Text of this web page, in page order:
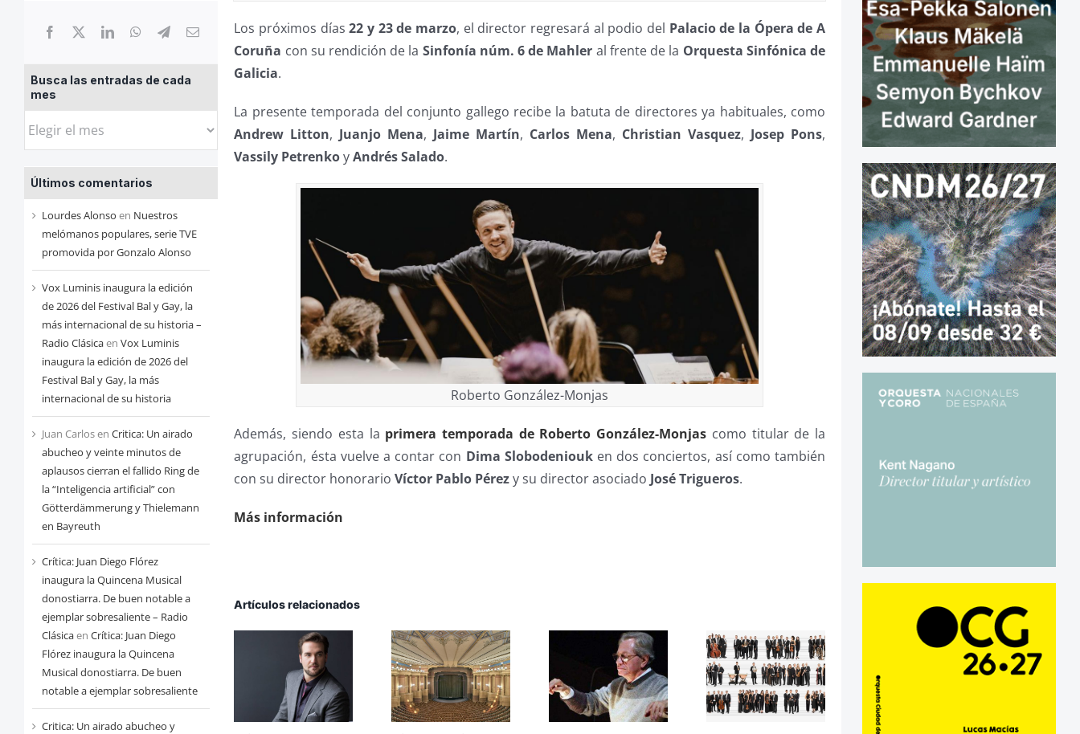
Busca las entradas de cada
mes
Busca
entradas
de
cada
mes
Últimos comentarios
Lourdes Alonso en Nuestros
melómanos populares, serie TVE
promovida por Gonzalo Alonso
Vox Luminis inaugura la edición
de 2026 del Festival Bal y Gay, la
más internacional de su historia –
Radio Clásicaen Vox Luminis
inaugura la edición de 2026 del
Festival Bal y Gay, la más
internacional de su historia
Juan Carlosen Critica: Un airado
abucheo y veinte minutos de
aplausos cierran el fallido Ring de
la “Inteligencia artificial” con
Götterdämmerung y Thielemann
en Bayreuth
Crítica: Juan Diego Flórez
inaugura la Quincena Musical
donostiarra. De buen notable a
ejemplar sobresaliente – Radio
Clásicaen Crítica: Juan Diego
Flórez inaugura la Quincena
Musical donostiarra. De buen
notable a ejemplar sobresaliente
Critica: Un airado abucheo y
Los próximos días22 y 23 de marzo, el director regresará al podio del Palacio de la Ópera de A
Coruña con su rendición de la Sinfonía núm. 6 de Mahler al frente de la Orquesta Sinfónica de
Galicia.
La presente temporada del conjunto gallego recibe la batuta de directores ya habituales, como
Andrew Litton, Juanjo Mena, Jaime Martín, Carlos Mena, Christian Vasquez, Josep Pons,
Vassily PetrenkoyAndrésSalado.
Roberto González-Monjas
Además, siendo esta la primera temporada de Roberto González-Monjas como titular de la
agrupación, ésta vuelve a contar con Dima Slobodeniouken dos conciertos, así como también
con su director honorarioVíctor Pablo Pérezy su director asociado JoséTrigueros.
Más información
Artículos relacionados